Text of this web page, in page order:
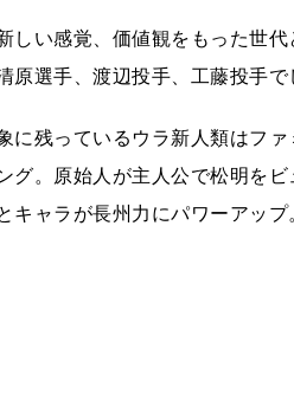
しい感覚、価値観をもった世
原選手、渡辺投手、工藤投手で
に残っているウラ新人類はフ
グ。原始人が主人公で松明を
キャラが長州力にパワーアッ